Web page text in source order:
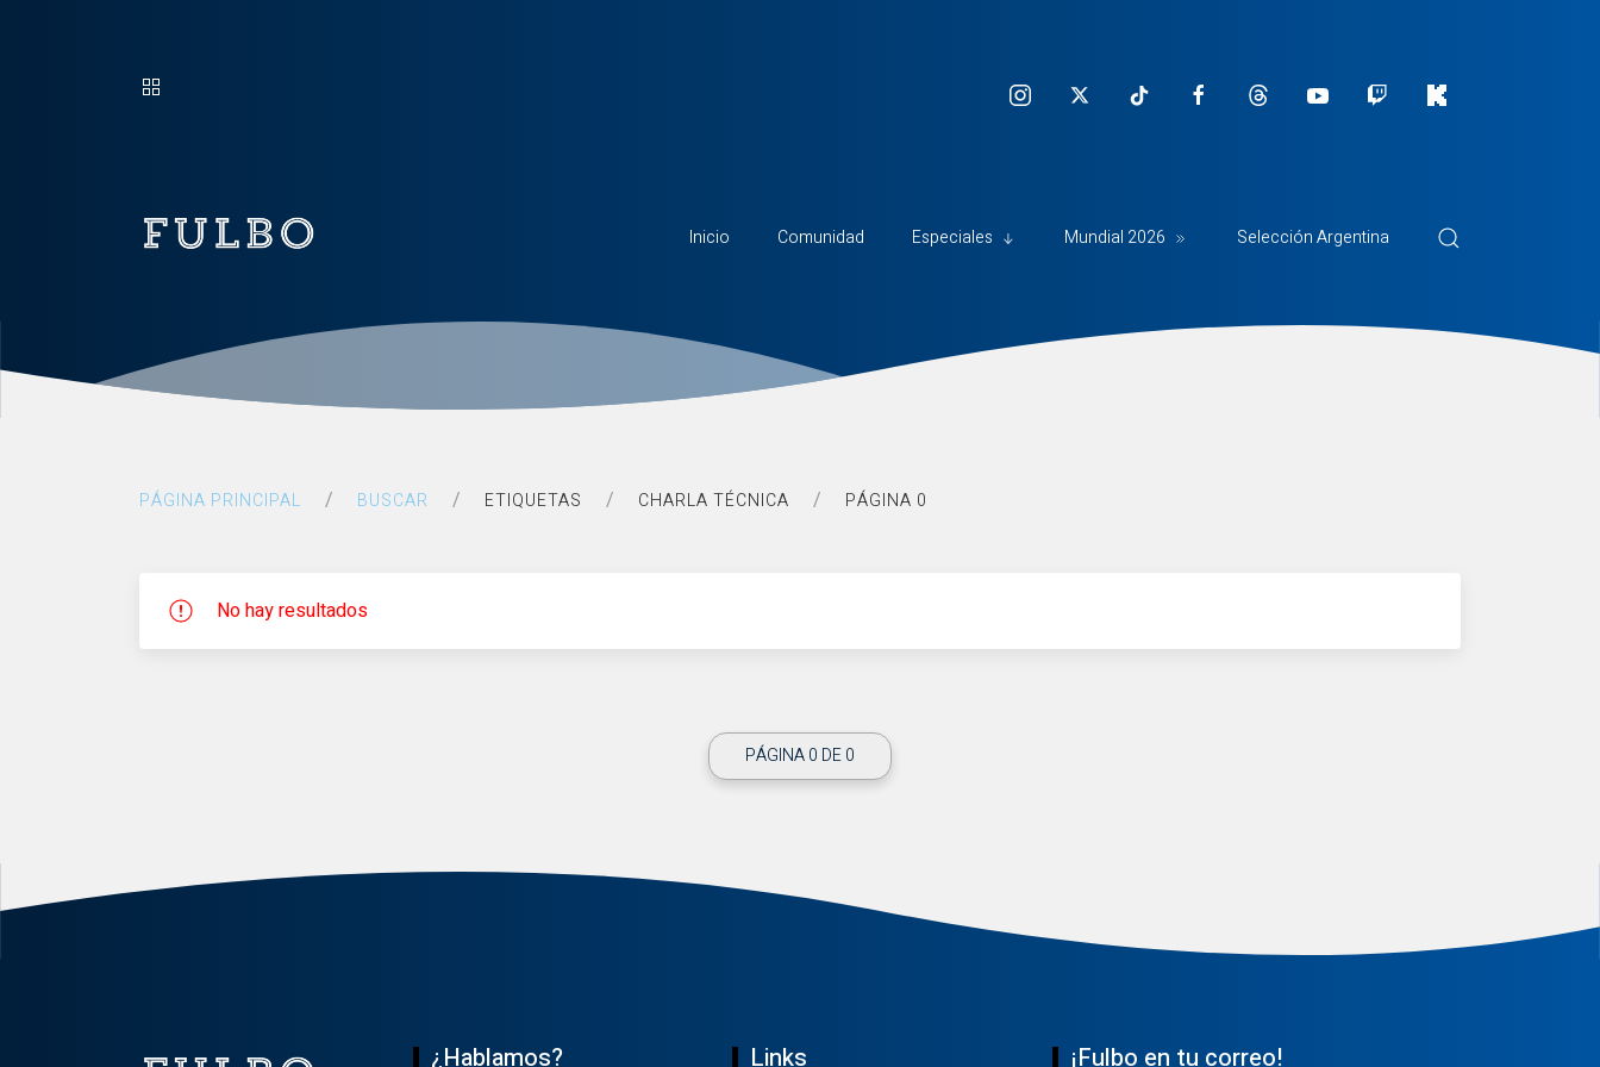
Fulbo Inicio Comunidad Especiales Mundial 2026 Selección Argentina
PÁGINA PRINCIPAL BUSCAR ETIQUETAS CHARLA TÉCNICA PÁGINA 0
No hay resultados
PÁGINA 0 DE 0
¿Hablamos? Links ¡Fulbo en tu correo!